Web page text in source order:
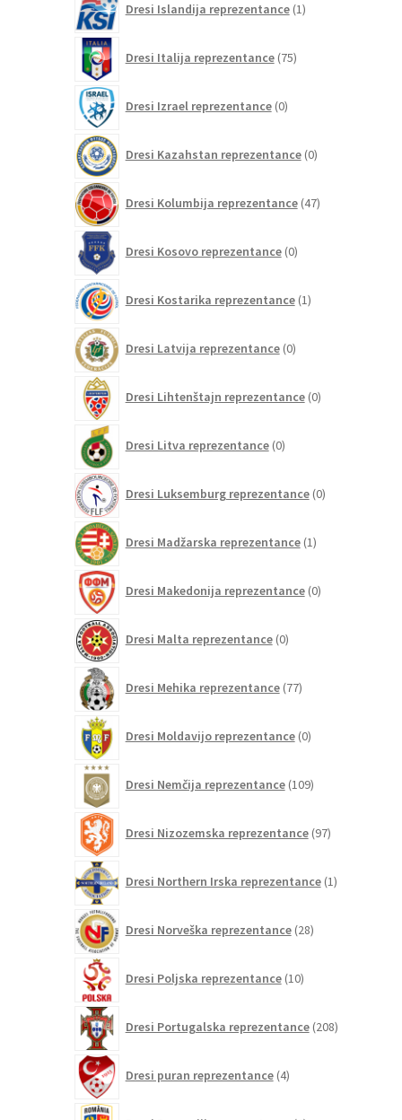
Dresi Islandija reprezentance 1izdelek
Dresi Italija reprezentance 75izdelkov
Dresi Izrael reprezentance 0izdelkov
Dresi Kazahstan reprezentance 0izdelkov
Dresi Kolumbija reprezentance 47izdelkov
Dresi Kosovo reprezentance 0izdelkov
Dresi Kostarika reprezentance 1izdelek
Dresi Latvija reprezentance 0izdelkov
Dresi Lihtenštajn reprezentance 0izdelkov
Dresi Litva reprezentance 0izdelkov
Dresi Luksemburg reprezentance 0izdelkov
Dresi Madžarska reprezentance 1izdelek
Dresi Makedonija reprezentance 0izdelkov
Dresi Malta reprezentance 0izdelkov
Dresi Mehika reprezentance 77izdelkov
Dresi Moldavijo reprezentance 0izdelkov
Dresi Nemčija reprezentance 109izdelkov
Dresi Nizozemska reprezentance 97izdelkov
Dresi Northern Irska reprezentance 1izdelek
Dresi Norveška reprezentance 28izdelkov
Dresi Poljska reprezentance 10izdelkov
Dresi Portugalska reprezentance 208izdelkov
Dresi puran reprezentance 4izdelki